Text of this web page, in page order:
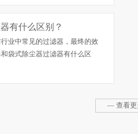
有什么区别？
业中常见的过滤器，最终的效
袋式除尘器过滤器有什么区
— 查看